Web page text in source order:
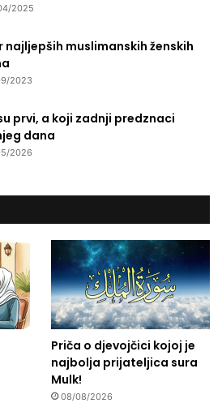
2025
najljepših muslimanskih ženskih
2023
prvi, a koji zadnji predznaci
dana
2026
Priča o djevojčici kojoj je
najbolja prijateljica sura
Mulk!
08/08/2026